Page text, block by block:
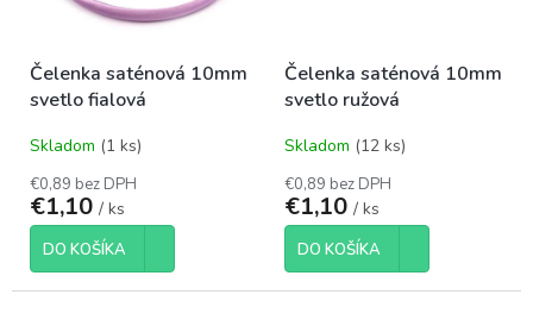
Čelenka saténová 10mm
svetlo fialová
Skladom (1 ks)
€0,89 bez DPH
€1,10 / ks
DO KOŠÍKA
Čelenka saténová 10mm
svetlo ružová
Skladom (12 ks)
€0,89 bez DPH
€1,10 / ks
DO KOŠÍKA